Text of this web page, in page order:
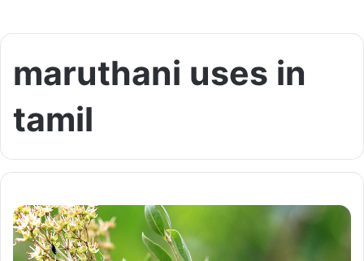
maruthani uses in
tamil